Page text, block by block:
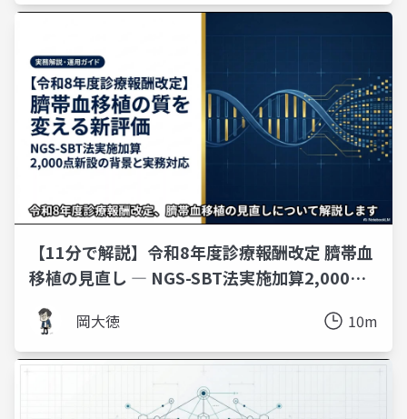
【11分で解説】令和8年度診療報酬改定 臍帯血
移植の見直し ― NGS-SBT法実施加算2,000点
の背景と実務対応
岡大徳 10m